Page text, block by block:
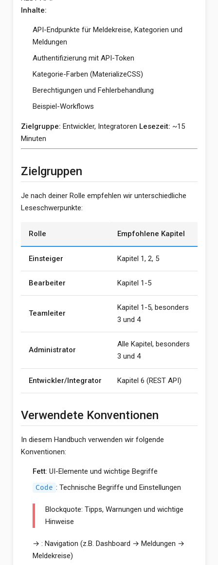
Inhalte:
API-Endpunkte für Meldekreise, Kategorien und
Meldungen
Authentifizierung mit API-Token
Kategorie-Farben (MaterializeCSS)
Berechtigungen und Fehlerbehandlung
Beispiel-Workflows
Zielgruppe: Entwickler, Integratoren Lesezeit: ~15
Minuten
Zielgruppen
Je nach deiner Rolle empfehlen wir unterschiedliche
Leseschwerpunkte:
Rolle Empfohlene Kapitel
Einsteiger Kapitel 1, 2, 5
Bearbeiter Kapitel 1-5
Teamleiter
Kapitel 1-5, besonders
3 und 4
Administrator
Alle Kapitel, besonders
3 und 4
Entwickler/Integrator Kapitel 6 (REST API)
Verwendete Konventionen
In diesem Handbuch verwenden wir folgende
Konventionen:
Fett: UI-Elemente und wichtige Begriffe
Code : Technische Begriffe und Einstellungen
Blockquote: Tipps, Warnungen und wichtige
Hinweise
→ : Navigation (z.B. Dashboard → Meldungen →
Meldekreise)